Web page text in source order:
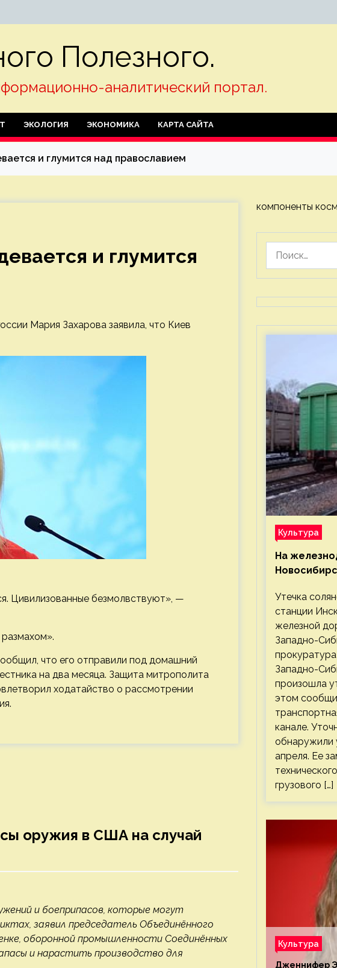
Полезного.
аналитический портал.
ЭКОЛОГИЯ ЭКОНОМИКА КАРТА САЙТА
и глумится над православием
и глумится
Мария Захарова заявила, что Киев
Цивилизованные безмолвствуют», —
что его отправили под домашний
на два месяца. Защита митрополита
ходатайство о рассмотрении
оружия в США на случай
и боеприпасов, которые могут
заявил председатель Объединённого
оборонной промышленности Соединённых
и нарастить производство для
компоненты
Культура
На
Утечка
станции
железной
Западно-
Западно-
произошла
этом
канале.
обнаружили
апреля. Ее
грузового […]
Культура
Дженнифер